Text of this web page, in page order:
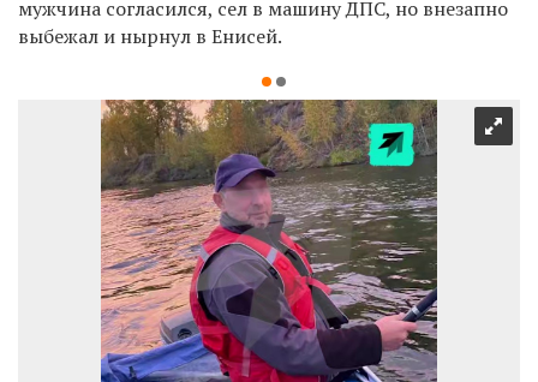
мужчина согласился, сел в машину ДПС, но внезапно
выбежал и нырнул в Енисей.